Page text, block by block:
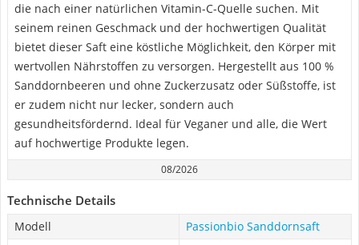
die nach einer natürlichen Vitamin-C-Quelle suchen. Mit
seinem reinen Geschmack und der hochwertigen Qualität
bietet dieser Saft eine köstliche Möglichkeit, den Körper mit
wertvollen Nährstoffen zu versorgen. Hergestellt aus 100 %
Sanddornbeeren und ohne Zuckerzusatz oder Süßstoffe, ist
er zudem nicht nur lecker, sondern auch
gesundheitsfördernd. Ideal für Veganer und alle, die Wert
auf hochwertige Produkte legen.
08/2026
Technische Details
Modell
Passionbio Sanddornsaft